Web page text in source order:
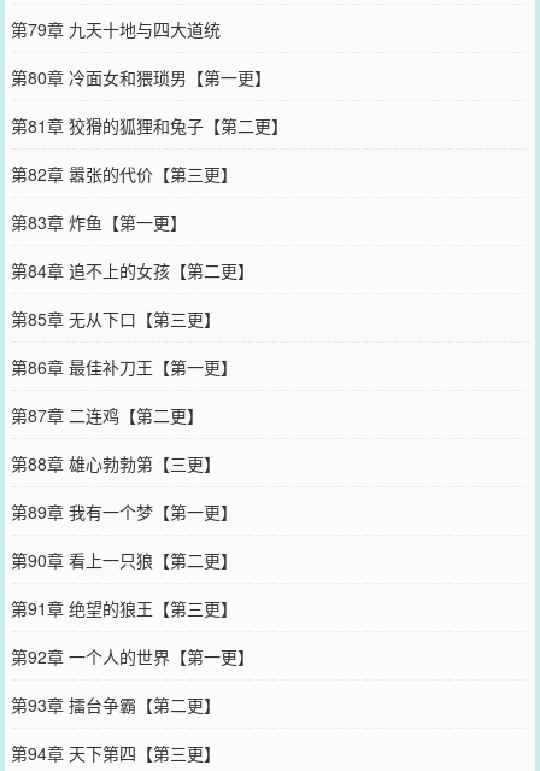
第79章 九天十地与四大道统
第80章 冷面女和猥琐男【第一更】
第81章 狡猾的狐狸和兔子【第二更】
第82章 嚣张的代价【第三更】
第83章 炸鱼【第一更】
第84章 追不上的女孩【第二更】
第85章 无从下口【第三更】
第86章 最佳补刀王【第一更】
第87章 二连鸡【第二更】
第88章 雄心勃勃第【三更】
第89章 我有一个梦【第一更】
第90章 看上一只狼【第二更】
第91章 绝望的狼王【第三更】
第92章 一个人的世界【第一更】
第93章 擂台争霸【第二更】
第94章 天下第四【第三更】